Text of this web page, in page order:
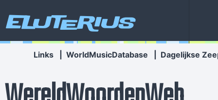
Eluterius
Links WorldMusicDatabase Dagelijkse